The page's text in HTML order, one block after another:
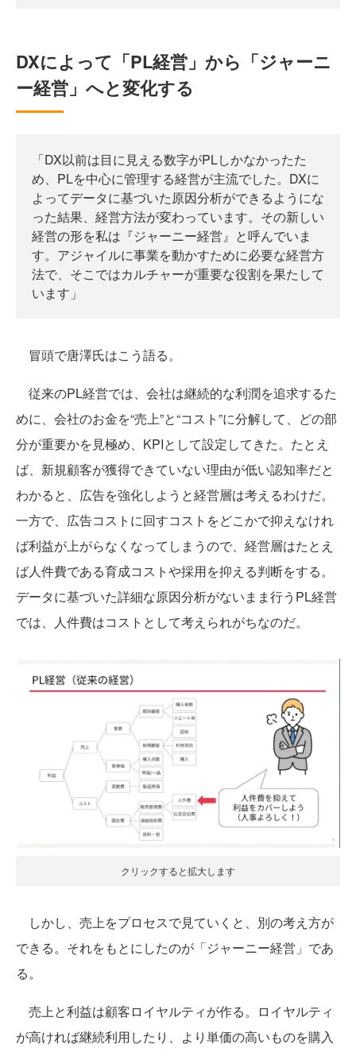
DXによって「PL経営」から「ジャーニ
ー経営」へと変化する
「DX以前は目に見える数字がPLしかなかったた
め、PLを中心に管理する経営が主流でした。DXに
よってデータに基づいた原因分析ができるようにな
った結果、経営方法が変わっています。その新しい
経営の形を私は『ジャーニー経営』と呼んでいま
す。アジャイルに事業を動かすために必要な経営方
法で、そこではカルチャーが重要な役割を果たして
います」
冒頭で唐澤氏はこう語る。
従来のPL経営では、会社は継続的な利潤を追求するた
めに、会社のお金を“売上”と“コスト”に分解して、どの部
分が重要かを見極め、KPIとして設定してきた。たとえ
ば、新規顧客が獲得できていない理由が低い認知率だと
わかると、広告を強化しようと経営層は考えるわけだ。
一方で、広告コストに回すコストをどこかで抑えなけれ
ば利益が上がらなくなってしまうので、経営層はたとえ
ば人件費である育成コストや採用を抑える判断をする。
データに基づいた詳細な原因分析がないまま行うPL経営
では、人件費はコストとして考えられがちなのだ。
クリックすると拡大します
しかし、売上をプロセスで見ていくと、別の考え方が
できる。それをもとにしたのが「ジャーニー経営」であ
る。
売上と利益は顧客ロイヤルティが作る。ロイヤルティ
が高ければ継続利用したり、より単価の高いものを購入